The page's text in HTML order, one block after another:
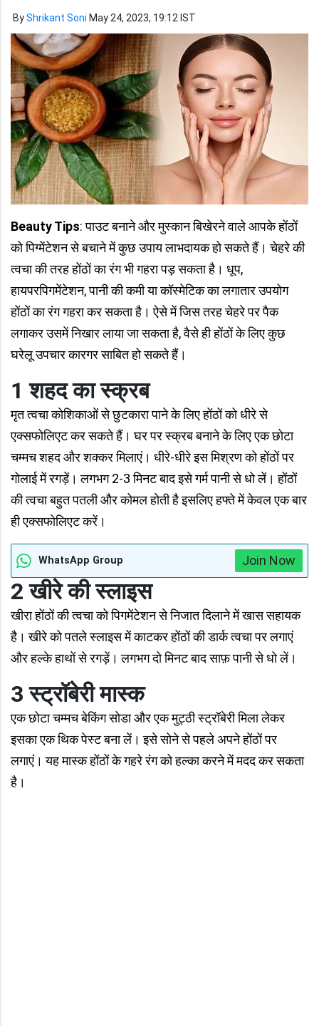
ByShrikant Soni May 24, 2023, 19:12 IST
Beauty Tips: पाउट बनाने और मुस्कान बिखेरने वाले आपके होंठों
को पिग्मेंटेशन से बचाने में कुछ उपाय लाभदायक हो सकते हैं। चेहरे की
त्वचा की तरह होंठों का रंग भी गहरा पड़ सकता है। धूप,
हायपरपिगमेंटेशन, पानी की कमी या कॉस्मेटिक का लगातार उपयोग
होंठों का रंग गहरा कर सकता है। ऐसे में जिस तरह चेहरे पर पैक
लगाकर उसमें निखार लाया जा सकता है, वैसे ही होंठों के लिए कुछ
घरेलू उपचार कारगर साबित हो सकते हैं।
1 शहद का स्क्रब
मृत त्वचा कोशिकाओं से छुटकारा पाने के लिए होंठों को धीरे से
एक्सफोलिएट कर सकते हैं। घर पर स्क्रब बनाने के लिए एक छोटा
चम्मच शहद और शक्कर मिलाएं। धीरे-धीरे इस मिश्रण को होंठों पर
गोलाई में रगड़ें। लगभग 2-3 मिनट बाद इसे गर्म पानी से धो लें। होंठों
की त्वचा बहुत पतली और कोमल होती है इसलिए हफ्ते में केवल एक बार
ही एक्सफोलिएट करें।
WhatsApp Group Join Now
2 खीरे की स्लाइस
खीरा होंठों की त्वचा को पिगमेंटेशन से निजात दिलाने में खास सहायक
है। खीरे को पतले स्लाइस में काटकर होंठों की डार्क त्वचा पर लगाएं
और हल्के हाथों से रगड़ें। लगभग दो मिनट बाद साफ़ पानी से धो लें।
3 स्ट्रॉबेरी मास्क
एक छोटा चम्मच बेकिंग सोडा और एक मुट्ठी स्ट्रॉबेरी मिला लेकर
इसका एक थिक पेस्ट बना लें। इसे सोने से पहले अपने होंठों पर
लगाएं। यह मास्क होंठों के गहरे रंग को हल्का करने में मदद कर सकता
है।